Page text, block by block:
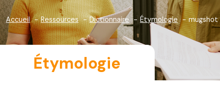
Accueil Ressources Dictionnaire Étymologie mugshot
Étymologie